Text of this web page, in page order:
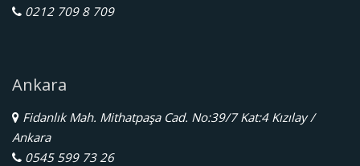
0212 709 8 709
Ankara
Fidanlık Mah. Mithatpaşa Cad. No:39/7 Kat:4 Kızılay /
Ankara
0545 599 73 26